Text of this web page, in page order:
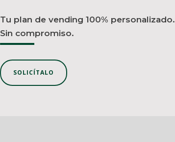
Tu plan de vending 100% personalizado.
Sin compromiso.
SOLICÍTALO